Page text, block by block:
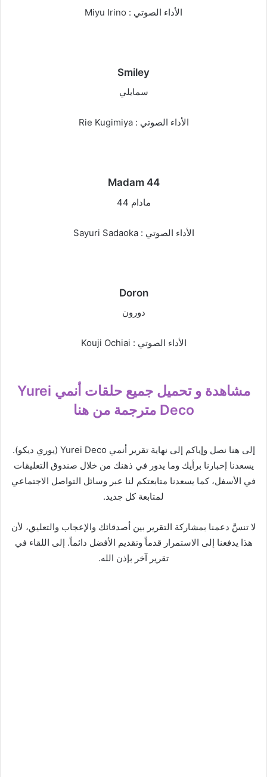
الأداء الصوتي : Miyu Irino
Smiley
سمايلي
الأداء الصوتي : Rie Kugimiya
Madam 44
مادام 44
الأداء الصوتي : Sayuri Sadaoka
Doron
دورون
الأداء الصوتي : Kouji Ochiai
مشاهدة و تحميل جميع حلقات أنمي Yurei
Deco مترجمة من هنا
إلى هنا نصل وإياكم إلى نهاية تقرير أنمي Yurei Deco (يوري ديكو).
يسعدنا إخبارنا برأيك وما يدور في ذهنك من خلال صندوق التعليقات
في الأسفل، كما يسعدنا متابعتكم لنا عبر وسائل التواصل الاجتماعي
لمتابعة كل جديد.
لا تنسَّ دعمنا بمشاركة التقرير بين أصدقائك والإعجاب والتعليق، لأن
هذا يدفعنا إلى الاستمرار قدماً وتقديم الأفضل دائماً. إلى اللقاء في
تقرير آخر بإذن الله.